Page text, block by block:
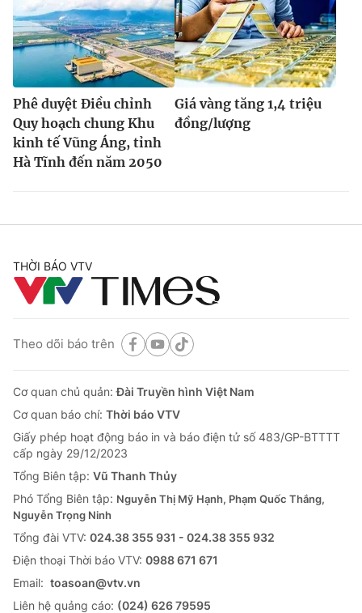
Phê duyệt Điều chỉnh
Quy hoạch chung Khu
kinh tế Vũng Áng, tỉnh
Hà Tĩnh đến năm 2050
Giá vàng tăng 1,4 triệu
đồng/lượng
THỜI BÁO VTV
Theo dõi báo trên
Cơ quan chủ quản:Đài Truyền hình Việt Nam
Cơ quan báo chí: Thời báo VTV
Giấy phép hoạt động báo in và báo điện tử số 483/GP-BTTTT
cấp ngày 29/12/2023
Tổng Biên tập: Vũ Thanh Thủy
Phó Tổng Biên tập: Nguyễn Thị Mỹ Hạnh, Phạm Quốc Thắng,
Nguyễn Trọng Ninh
Tổng đài VTV: 024.38 355 931 - 024.38 355 932
Ðiện thoại Thời báo VTV: 0988 671 671
Email: toasoan@vtv.vn
Liên hệ quảng cáo: (024) 626 79595